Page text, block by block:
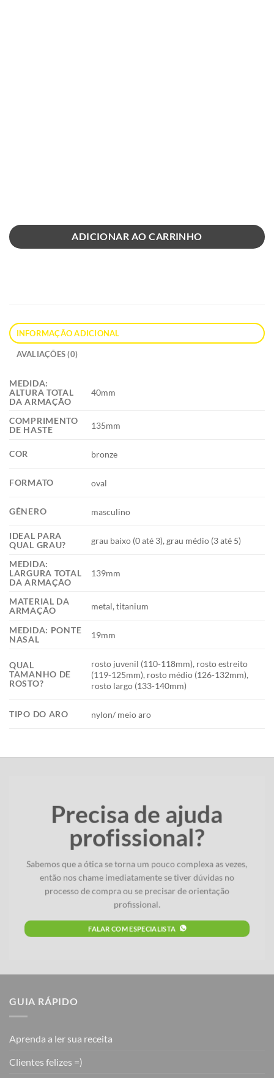
ADICIONAR AO CARRINHO
INFORMAÇÃO ADICIONAL
AVALIAÇÕES (0)
MEDIDA:
ALTURA TOTAL
DA ARMAÇÃO
40mm
COMPRIMENTO
DE HASTE
135mm
COR bronze
FORMATO oval
GÊNERO masculino
IDEAL PARA
QUAL GRAU?
grau baixo (0 até 3), grau médio (3 até 5)
MEDIDA:
LARGURA TOTAL
DA ARMAÇÃO
139mm
MATERIAL DA
ARMAÇÃO
metal, titanium
MEDIDA: PONTE
NASAL
19mm
QUAL
TAMANHO DE
ROSTO?
rosto juvenil (110-118mm), rosto estreito
(119-125mm), rosto médio (126-132mm),
rosto largo (133-140mm)
TIPO DO ARO nylon/ meio aro
Precisa de ajuda
profissional?
Sabemos que a ótica se torna um pouco complexa as vezes,
então nos chame imediatamente se tiver dúvidas no
processo de compra ou se precisar de orientação
profissional.
FALAR COM ESPECIALISTA
GUIA RÁPIDO
Aprenda a ler sua receita
Clientes felizes =)